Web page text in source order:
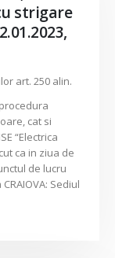
strigare
art. 250 alin.
cat si
“Electrica
ca in ziua de
de lucru
Sediul